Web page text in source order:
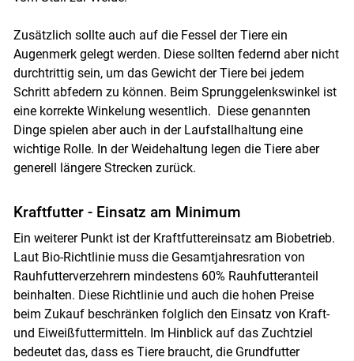
Zusätzlich sollte auch auf die Fessel der Tiere ein
Augenmerk gelegt werden. Diese sollten federnd aber nicht
durchtrittig sein, um das Gewicht der Tiere bei jedem
Schritt abfedern zu können. Beim Sprunggelenkswinkel ist
eine korrekte Winkelung wesentlich. Diese genannten
Dinge spielen aber auch in der Laufstallhaltung eine
wichtige Rolle. In der Weidehaltung legen die Tiere aber
generell längere Strecken zurück.
Kraftfutter - Einsatz am Minimum
Ein weiterer Punkt ist der Kraftfuttereinsatz am Biobetrieb.
Laut Bio-Richtlinie muss die Gesamtjahresration von
Rauhfutterverzehrern mindestens 60% Rauhfutteranteil
beinhalten. Diese Richtlinie und auch die hohen Preise
beim Zukauf beschränken folglich den Einsatz von Kraft-
und Eiweißfuttermitteln. Im Hinblick auf das Zuchtziel
bedeutet das, dass es Tiere braucht, die Grundfutter